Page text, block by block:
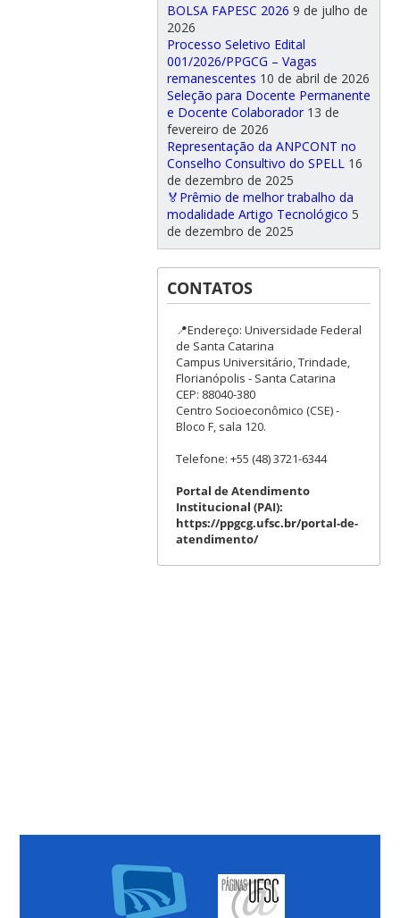
BOLSA FAPESC 2026 9 de julho de
2026
Processo Seletivo Edital
001/2026/PPGCG – Vagas
remanescentes 10 de abril de 2026
Seleção para Docente Permanente
e Docente Colaborador 13 de
fevereiro de 2026
Representação da ANPCONT no
Conselho Consultivo do SPELL 16
de dezembro de 2025
🏅Prêmio de melhor trabalho da
modalidade Artigo Tecnológico 5
de dezembro de 2025
CONTATOS
📍Endereço: Universidade Federal
de Santa Catarina
Campus Universitário, Trindade,
Florianópolis - Santa Catarina
CEP: 88040-380
Centro Socioeconômico (CSE) -
Bloco F, sala 120.
Telefone: +55 (48) 3721-6344
Portal de Atendimento
Institucional (PAI):
https://ppgcg.ufsc.br/portal-de-
atendimento/